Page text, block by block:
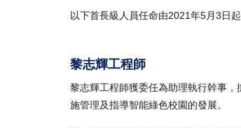
以下首長級人員任命由2021年5月3日
​​​​​​​黎志輝工程師
黎志輝工程師獲委任為助理執行幹事
施管理及指導智能綠色校園的發展。